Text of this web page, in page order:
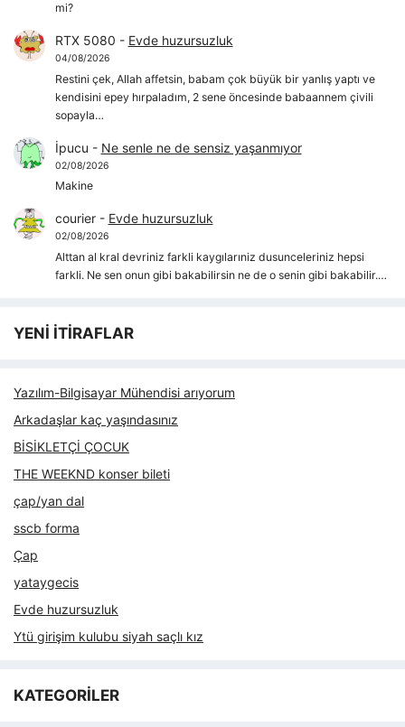
mi?
RTX 5080 - Evde huzursuzluk
04/08/2026
Restini çek, Allah affetsin, babam çok büyük bir yanlış yaptı ve
kendisini epey hırpaladım, 2 sene öncesinde babaannem çivili
sopayla…
İpucu - Ne senle ne de sensiz yaşanmıyor
02/08/2026
Makine
courier- Evde huzursuzluk
02/08/2026
Alttan al kral devriniz farkli kaygılarıniz dusunceleriniz hepsi
farkli. Ne sen onun gibi bakabilirsin ne de o senin gibi bakabilir.…
YENİ İTİRAFLAR
Yazılım-Bilgisayar Mühendisi arıyorum
Arkadaşlar kaç yaşındasınız
BİSİKLETÇİ ÇOCUK
THE WEEKND konser bileti
çap/yan dal
sscb forma
Çap
yataygecis
Evde huzursuzluk
Ytü girişim kulubu siyah saçlı kız
KATEGORİLER